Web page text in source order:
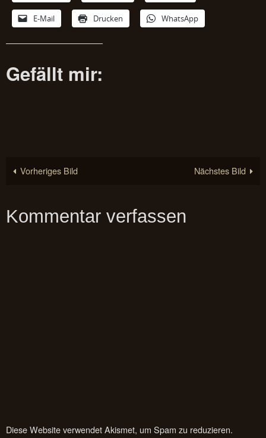
E-Mail Drucken WhatsApp
Gefällt mir:
Vorheriges Bild Nächstes Bild
Kommentar verfassen
Diese Website verwendet Akismet, um Spam zu reduzieren.